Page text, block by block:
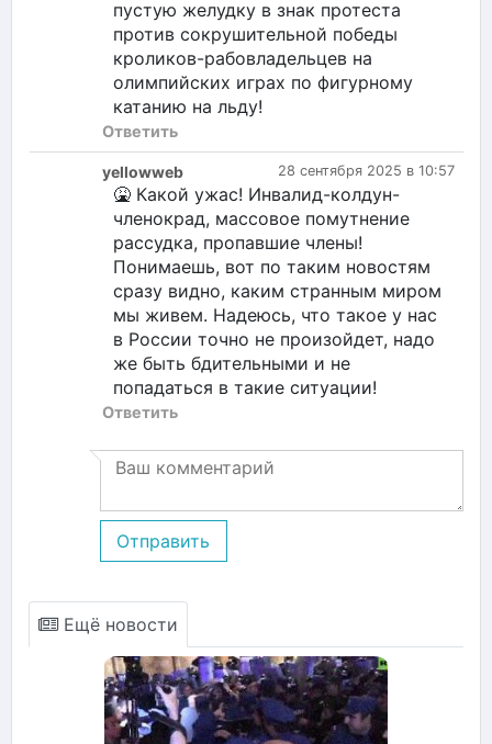
пустую желудку в знак протеста
против сокрушительной победы
кроликов-рабовладельцев на
олимпийских играх по фигурному
катанию на льду!
Ответить
28 сентября 2025 в 10:57
yellowweb
🤮 Какой ужас! Инвалид-колдун-
членокрад, массовое помутнение
рассудка, пропавшие члены!
Понимаешь, вот по таким новостям
сразу видно, каким странным миром
мы живем. Надеюсь, что такое у нас
в России точно не произойдет, надо
же быть бдительными и не
попадаться в такие ситуации!
Ответить
Отправить
Ещё новости